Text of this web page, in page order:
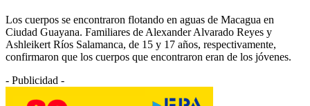
Los cuerpos se encontraron flotando en aguas de Macagua en
Ciudad Guayana. Familiares de Alexander Alvarado Reyes y
Ashleikert Ríos Salamanca, de 15 y 17 años, respectivamente,
confirmaron que los cuerpos que encontraron eran de los jóvenes.
- Publicidad -